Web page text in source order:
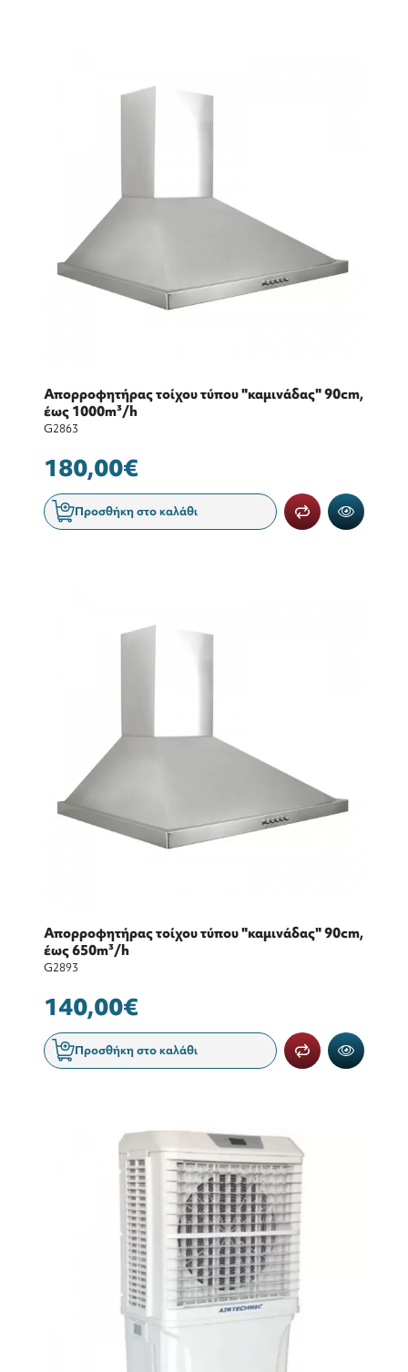
Απορροφητήρας τοίχου τύπου "καμινάδας" 90cm,
έως 1000m³/h
G2863
180,00€
Προσθήκη στο καλάθι
Απορροφητήρας τοίχου τύπου "καμινάδας" 90cm,
έως 650m³/h
G2893
140,00€
Προσθήκη στο καλάθι